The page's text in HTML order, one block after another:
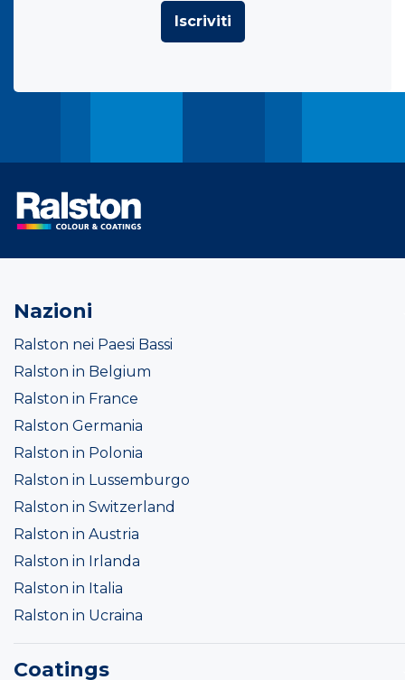
Iscriviti
Nazioni
Ralston nei Paesi Bassi
Ralston in Belgium
Ralston in France
Ralston Germania
Ralston in Polonia
Ralston in Lussemburgo
Ralston in Switzerland
Ralston in Austria
Ralston in Irlanda
Ralston in Italia
Ralston in Ucraina
Coatings